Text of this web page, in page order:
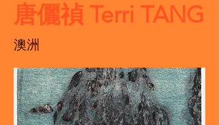
唐儷禎 Terri TANG
澳洲